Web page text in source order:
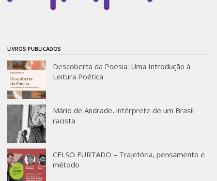
Sobre a Pós
Ingresso – Processo Seletivo
Formulários – Requerimentos
Regulamentos
PAE
Matrícula
Auxílio Financeiro
Exame de Qualificação
Depósito da Dissertação
LIVROS PUBLICADOS
Descoberta da Poesia: Uma Introdução à
Leitura Poética
Mário de Andrade, intérprete de um Brasil
racista
CELSO FURTADO – Trajetória, pensamento e
método